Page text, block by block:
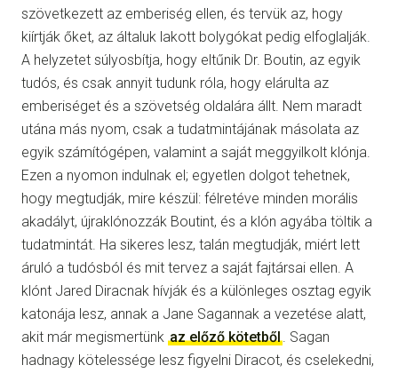
szövetkezett az emberiség ellen, és tervük az, hogy
kiírtják őket, az általuk lakott bolygókat pedig elfoglalják.
A helyzetet súlyosbítja, hogy eltűnik Dr. Boutin, az egyik
tudós, és csak annyit tudunk róla, hogy elárulta az
emberiséget és a szövetség oldalára állt. Nem maradt
utána más nyom, csak a tudatmintájának másolata az
egyik számítógépen, valamint a saját meggyilkolt klónja.
Ezen a nyomon indulnak el; egyetlen dolgot tehetnek,
hogy megtudják, mire készül: félretéve minden morális
akadályt, újraklónozzák Boutint, és a klón agyába töltik a
tudatmintát. Ha sikeres lesz, talán megtudják, miért lett
áruló a tudósból és mit tervez a saját fajtársai ellen. A
klónt Jared Diracnak hívják és a különleges osztag egyik
katonája lesz, annak a Jane Sagannak a vezetése alatt,
akit már megismertünk az előző kötetből . Sagan
hadnagy kötelessége lesz figyelni Diracot, és cselekedni,